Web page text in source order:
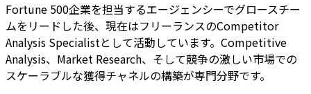
Fortune 500企業を担当するエージェンシーでグロースチー
ムをリードした後、現在はフリーランスのCompetitor
Analysis Specialistとして活動しています。Competitive
Analysis、Market Research、そして競争の激しい市場での
スケーラブルな獲得チャネルの構築が専門分野です。